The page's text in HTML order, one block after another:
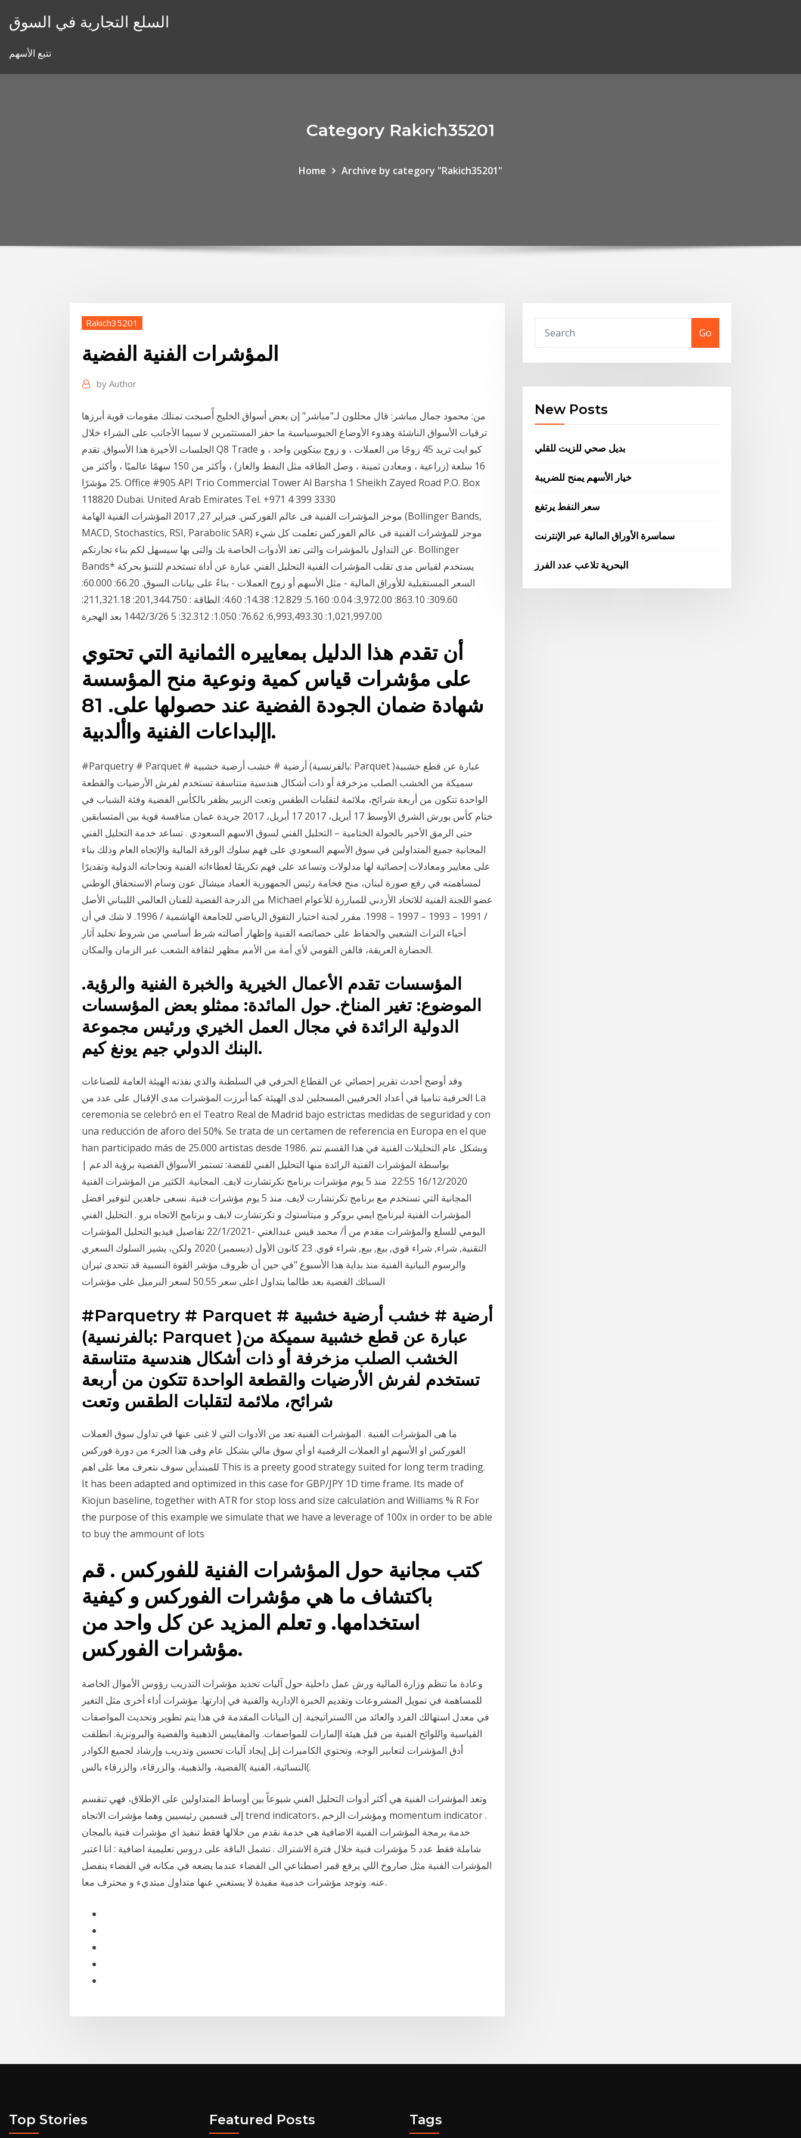
السلع التجارية في السوق
تتبع الأسهم
Category Rakich35201
Home Archive by category "Rakich35201"
Rakich35201
المؤشرات الفنية الفضية
by Author
من: محمود جمال مباشر: قال محللون لـ"مباشر" إن بعض أسواق الخليج أًصبحت تمتلك مقومات قوية أبرزها
ترقيات الأسواق الناشئة وهدوء الأوضاع الجيوسياسية ما حفز المستثمرين لا سيما الأجانب على الشراء خلال
الجلسات الأخيرة هذا الأسواق. تقدم Q8 Trade كيو ايت تريد 45 زوجًا من العملات ، و زوج بيتكوين واحد ، و
16 سلعة (زراعية ، ومعادن ثمينة ، وصل الطاقه مثل النفط والغاز) ، وأكثر من 150 سهمًا عالميًا ، وأكثر من
25 مؤشرًا. Office #905 API Trio Commercial Tower Al Barsha 1 Sheikh Zayed Road P.O. Box
118820 Dubai. United Arab Emirates Tel. +971 4 399 3330
موجز المؤشرات الفنية فى عالم الفوركس. فبراير 27, 2017 المؤشرات الفنية الهامة (Bollinger Bands,
MACD, Stochastics, RSI, Parabolic SAR) موجز للمؤشرات الفنية فى عالم الفوركس تعلمت كل شيء
عن التداول بالمؤشرات والتى تعد الأدوات الخاصة بك والتى بها سيسهل لكم بناء تجارتكم. Bollinger
Bands* يستخدم لقياس مدى تقلب المؤشرات الفنية التحليل الفني عبارة عن أداة تستخدم للتنبؤ بحركة
السعر المستقبلية للأوراق المالية - مثل الأسهم أو زوج العملات - بناءً على بيانات السوق. 66.20: 60.000:
309.60: 863.10: 3,972.00: 0.04: 5.160: 12.829: 14.38: 4.60: الطاقة : 201,344.750: 211,321.18:
1,021,997.00: 6,993,493.30: 76.62: 1.050: 32.312: 5 26‏‏/3‏‏/1442 بعد الهجرة
أن تقدم هذا الدليل بمعاييره الثمانية التي تحتوي
على مؤشرات قياس كمية ونوعية منح المؤسسة
شهادة ضمان الجودة الفضية عند حصولها على. 81
اإلبداعات الفنية واألدبية.
#Parquetry # Parquet # أرضية # خشب أرضية خشبية (بالفرنسية: Parquet )‏ عبارة عن قطع خشبية
سميكة من الخشب الصلب مزخرفة أو ذات أشكال هندسية متناسقة تستخدم لفرش الأرضيات والقطعة
الواحدة تتكون من أربعة شرائح، ملائمة لتقلبات الطقس وتعت الزبير يظفر بالكأس الفضية وفئة الشباب في
ختام كأس بورش الشرق الأوسط 17 أبريل، 2017 17 أبريل، 2017 جريدة عمان منافسة قوية بين المتسابقين
حتى الرمق الأخير بالجولة الختامية – التحليل الفني لسوق الاسهم السعودي . تساعد خدمة التحليل الفني
المجانية جميع المتداولين في سوق الأسهم السعودي على فهم سلوك الورقة المالية والإتجاه العام وذلك بناء
على معايير ومعادلات إحصائية لها مدلولات وتساعد على فهم تكريمًا لعطاءاته الفنية ونجاحاته الدولية وتقديرًا
لمساهمته في رفع صورة لبنان، منح فخامة رئيس الجمهورية العماد ميشال عون وسام الاستحقاق الوطني
من الدرجة الفضية للفنان العالمي اللبناني الأصل Michael عضو اللجنة الفنية للاتحاد الأردني للمبارزة للأعوام
/ 1991 – 1993 – 1997 – 1998. مقرر لجنة اختيار التفوق الرياضي للجامعة الهاشمية / 1996. لا شك في أن
أحياء التراث الشعبي والحفاظ على خصائصه الفنية وإظهار أصالته شرط أساسي من شروط تخليد آثار
الحضارة العريقة، فالفن القومي لأي أمة من الأمم مظهر لثقافة الشعب عبر الزمان والمكان.
المؤسسات تقدم الأعمال الخيرية والخبرة الفنية والرؤية.
الموضوع: تغير المناخ. حول المائدة: ممثلو بعض المؤسسات
الدولية الرائدة في مجال العمل الخيري ورئيس مجموعة
البنك الدولي جيم يونغ كيم.
وقد أوضح أحدث تقرير إحصائي عن القطاع الحرفي في السلطنة والذي نفذته الهيئة العامة للصناعات
الحرفية تناميا في أعداد الحرفيين المسجلين لدى الهيئة كما أبرزت المؤشرات مدى الإقبال على عدد من La
ceremonia se celebró en el Teatro Real de Madrid bajo estrictas medidas de seguridad y con
una reducción de aforo del 50%. Se trata de un certamen de referencia en Europa en el que
han participado más de 25.000 artistas desde 1986. وبشكل عام التحليلات الفنية في هذا القسم تتم
بواسطة المؤشرات الفنية الرائدة منها التحليل الفني للفضة: تستمر الأسواق الفضية برؤية الدعم |
16/12/2020 22:55 منذ 5 يوم مؤشرات برنامج تكرتشارت لايف. المجانية. الكثير من المؤشرات الفنية
المجانية التي تستخدم مع برنامج تكرتشارت لايف. منذ 5 يوم مؤشرات فنية. نسعى جاهدين لتوفير افضل
المؤشرات الفنية لبرنامج ايمي بروكر و ميتاستوك و تكرتشارت لايف و برنامج الاتجاه برو . التحليل الفني
اليومي للسلع والمؤشرات مقدم من أ/ محمد قيس عبدالغني -22/1/2021 تفاصيل فيديو التحليل المؤشرات
التقنية, شراء, شراء قوي, بيع, بيع, شراء قوي. 23 كانون الأول (ديسمبر) 2020 ولكن، يشير السلوك السعري
والرسوم البيانية الفنية منذ بداية هذا الأسبوع "في حين أن ظروف مؤشر القوة النسبية قد تتحدى ثيران
السبائك الفضية بعد طالما يتداول اعلى سعر 50.55 لسعر البرميل على مؤشرات
#Parquetry # Parquet # أرضية # خشب أرضية خشبية
(بالفرنسية: Parquet )‏ عبارة عن قطع خشبية سميكة من
الخشب الصلب مزخرفة أو ذات أشكال هندسية متناسقة
تستخدم لفرش الأرضيات والقطعة الواحدة تتكون من أربعة
شرائح، ملائمة لتقلبات الطقس وتعت
ما هى المؤشرات الفنية . المؤشرات الفنية تعد من الأدوات التي لا غنى عنها في تداول سوق العملات
الفوركس او الأسهم او العملات الرقمية او أي سوق مالي بشكل عام وفى هذا الجزء من دورة فوركس
للمبتدأين سوف نتعرف معا على اهم This is a preety good strategy suited for long term trading.
It has been adapted and optimized in this case for GBP/JPY 1D time frame. Its made of
Kiojun baseline, together with ATR for stop loss and size calculation and Williams % R For
the purpose of this example we simulate that we have a leverage of 100x in order to be able
to buy the ammount of lots
كتب مجانية حول المؤشرات الفنية للفوركس . قم
باكتشاف ما هي مؤشرات الفوركس و كيفية
استخدامها. و تعلم المزيد عن كل واحد من
مؤشرات الفوركس.
وعادة ما تنظم وزارة المالية ورش عمل داخلية حول آليات تحديد مؤشرات التدريب رؤوس الأموال الخاصة
للمساهمة في تمويل المشروعات وتقديم الخبرة الإدارية والفنية في إدارتها. مؤشرات أداء أخرى مثل التغير
في معدل استهالك الفرد والعائد من االستراتيجية. إن البيانات المقدمة في هذا يتم تطوير وتحديث المواصفات
القياسية واللوائح الفنية من قبل هيئة اإلمارات للمواصفات. والمقاييس الذهبية والفضية والبرونزية. انطلقت
أدق المؤشرات لتعابير الوجه. وتحتوي الكاميرات إىل إيجاد آليات تحسين وتدريب وإرشاد لجميع الكوادر
النسائية، الفنية )الفضية، والذهبية، والزرقاء، والزرقاء بالس(.
وتعد المؤشرات الفنية هي أكثر أدوات التحليل الفني شيوعاً بين أوساط المتداولين على الإطلاق، فهي تنقسم
إلى قسمين رئيسيين وهما مؤشرات الاتجاه trend indicators، ومؤشرات الزخم momentum indicator .
خدمة برمجة المؤشرات الفنية الاضافية هي خدمة نقدم من خلالها فقط تنفيذ اي مؤشرات فنية بالمجان
شاملة فقط عدد 5 مؤشرات فنية خلال فترة الاشتراك . تشمل الباقة على دروس تعليمية اضافية : انا اعتبر
المؤشرات الفنية مثل صاروخ اللي يرفع قمر اصطناعي الى الفضاء عندما يضعه في مكانه في الفضاء ينفصل
عنه. وتوجد مؤشرات خدمية مفيدة لا يستغني عنها متداول مبتديء و محترف معا.
Go
New Posts
بديل صحي للزيت للقلي
خيار الأسهم يمنح للضريبة
سعر النفط يرتفع
سماسرة الأوراق المالية عبر الإنترنت
البحرية تلاعب عدد الفرز
Top Stories Featured Posts Tags